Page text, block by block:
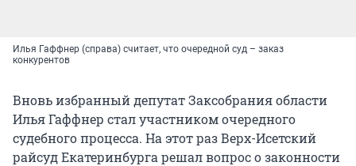
Илья Гаффнер (справа) считает, что очередной суд – заказ
конкурентов
Вновь избранный депутат Заксобрания области
Илья Гаффнер стал участником очередного
судебного процесса. На этот раз Верх-Исетский
райсуд Екатеринбурга решал вопрос о законности